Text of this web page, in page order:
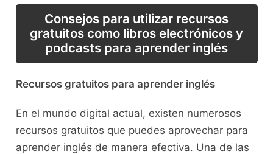
Consejos⁤ para ​utilizar⁤ recursos
gratuitos‍ como ‍libros electrónicos y
podcasts para⁣ aprender inglés
Recursos gratuitos⁢ para aprender inglés
En⁤ el mundo ‍digital actual, existen numerosos
recursos gratuitos que puedes aprovechar⁤ para
aprender ⁤inglés de manera efectiva. Una ⁤de las